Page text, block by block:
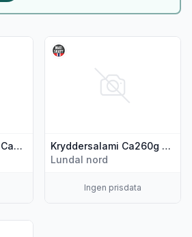
Mosdal Spekepølse Ca320g Lundal Nord
"Mosdal Spekepølse
Kryddersalami Ca260g Lundal Nord
Lundal nord
Ingen prisdata
Vis flere detaljer for
"Salami Bit Ca590g Lundal